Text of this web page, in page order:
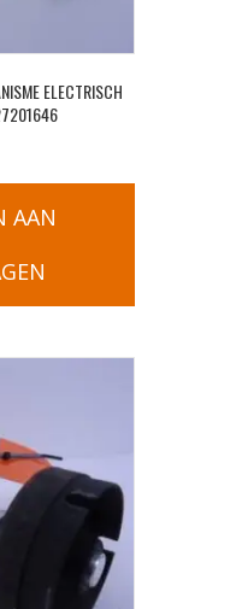
ELECTRISCH
AAN